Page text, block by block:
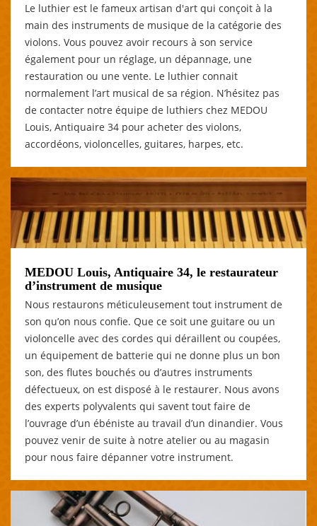
Le luthier est le fameux artisan d'art qui conçoit à la
main des instruments de musique de la catégorie des
violons. Vous pouvez avoir recours à son service
également pour un réglage, un dépannage, une
restauration ou une vente. Le luthier connait
normalement l’art musical de sa région. N’hésitez pas
de contacter notre équipe de luthiers chez MEDOU
Louis, Antiquaire 34 pour acheter des violons,
accordéons, violoncelles, guitares, harpes, etc.
MEDOU Louis, Antiquaire 34, le restaurateur
d’instrument de musique
Nous restaurons méticuleusement tout instrument de
son qu’on nous confie. Que ce soit une guitare ou un
violoncelle avec des cordes qui déraillent ou coupées,
un équipement de batterie qui ne donne plus un bon
son, des flutes bouchés ou d’autres instruments
défectueux, on est disposé à le restaurer. Nous avons
des experts polyvalents qui savent tout faire de
l’ouvrage d’un ébéniste au travail d’un dinandier. Vous
pouvez venir de suite à notre atelier ou au magasin
pour nous faire dépanner votre instrument.